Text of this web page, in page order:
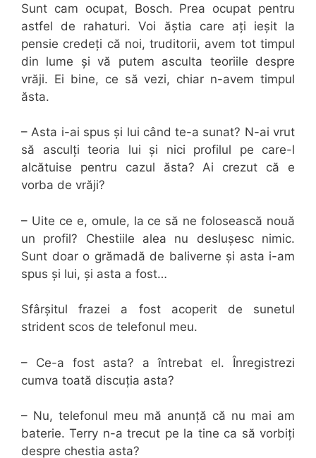
Sunt cam ocupat, Bosch. Prea ocupat pentru
astfel de rahaturi. Voi ăștia care ați ieșit la
pensie credeți că noi, truditorii, avem tot timpul
din lume și vă putem asculta teoriile despre
vrăji. Ei bine, ce să vezi, chiar n-avem timpul
ăsta.
– Asta i-ai spus și lui când te-a sunat? N-ai vrut
să asculți teoria lui și nici profilul pe care-l
alcătuise pentru cazul ăsta? Ai crezut că e
vorba de vrăji?
– Uite ce e, omule, la ce să ne folosească nouă
un profil? Chestiile alea nu deslușesc nimic.
Sunt doar o grămadă de baliverne și asta i-am
spus și lui, și asta a fost…
Sfârșitul frazei a fost acoperit de sunetul
strident scos de telefonul meu.
– Ce-a fost asta? a întrebat el. Înregistrezi
cumva toată discuția asta?
– Nu, telefonul meu mă anunță că nu mai am
baterie. Terry n-a trecut pe la tine ca să vorbiți
despre chestia asta?